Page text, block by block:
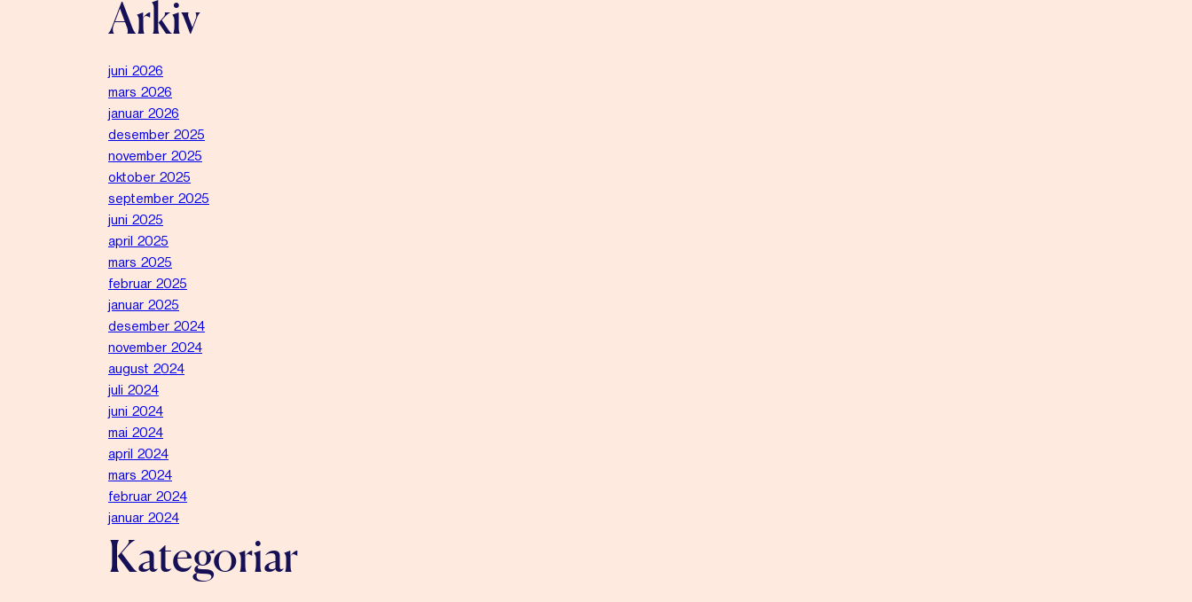
Arkiv
juni 2026
mars 2026
januar 2026
desember 2025
november 2025
oktober 2025
september 2025
juni 2025
april 2025
mars 2025
februar 2025
januar 2025
desember 2024
november 2024
august 2024
juli 2024
juni 2024
mai 2024
april 2024
mars 2024
februar 2024
januar 2024
Kategoriar